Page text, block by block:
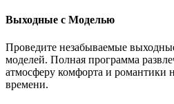
Выходные с Моделью
Проведите незабываемые
моделей. Полная программа
атмосферу комфорта и романтики
времени.